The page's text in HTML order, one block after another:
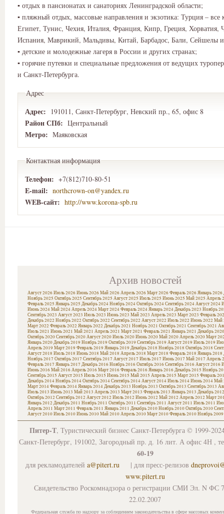
▪ отдых в пансионатах и санаториях Ленинградской области;
▪ пляжный отдых, массовые направления и экзотика: Турция – все
Египет, Тунис, Чехия, Италия, Франция, Кипр, Греция, Хорватия,
Испания, Маврикий, Мальдивы, Китай, Барбадос, Бали, Сейшелы и
▪ детские и молодежные лагеря в России и других странах;
▪ горячие путевки и специальные предложения от ведущих
и Санкт-Петербурга.
Адрес
Адрес: 191011, Санкт-Петербург, Невский пр., 65, офис 8
Район СПб: Центральный
Метро: Маяковская
Контактная информация
Телефон: +7(812)710-80-51
E-mail: northcrown-on@yandex.ru
WEB-сайт: http://www.korona-spb.ru
Архив новостей
Август 2026 Июль 2026 Июнь 2026 Май 2026 Апрель 2026 Март 2026 Февраль 2026 Январь 2026
Ноябрь 2025 Октябрь 2025 Сентябрь 2025 Август 2025 Июль 2025 Июнь 2025 Май 2025 Апрель
Февраль 2025 Январь 2025 Декабрь 2024Ноябрь 2024Октябрь 2024Сентябрь 2024Август 2024
Июнь 2024Май 2024Апрель 2024Март 2024Февраль 2024Январь 2024Декабрь 2023 Ноябрь
Сентябрь 2023 Август 2023 Июль 2023 Июнь 2023 Май 2023 Апрель 2023 Март 2023 Февраль
Декабрь 2022 Ноябрь 2022 Октябрь 2022 Сентябрь 2022 Август 2022 Июль 2022 Июнь 2022 Май
Март 2022 Февраль 2022 Январь 2022 Декабрь 2021 Ноябрь 2021 Октябрь 2021 Сентябрь 2021
Июль 2021 Июнь 2021 Май 2021 Апрель 2021 Март 2021 Февраль 2021 Январь 2021 Декабрь 2020
Октябрь 2020Сентябрь 2020Август 2020Июль 2020Июнь 2020Май 2020Апрель 2020Март
Январь 2020Декабрь 2019 Ноябрь 2019 Октябрь 2019 Сентябрь 2019 Август 2019 Июль 2019
Апрель 2019 Март 2019 Февраль 2019 Январь 2019 Декабрь 2018 Ноябрь 2018 Октябрь 2018
Август 2018 Июль 2018 Июнь 2018 Май 2018 Апрель 2018 Март 2018 Февраль 2018 Январь 2018
Ноябрь 2017 Октябрь 2017 Сентябрь 2017 Август 2017 Июль 2017 Июнь 2017 Май 2017 Апрель
Февраль 2017 Январь 2017 Декабрь 2016 Ноябрь 2016 Октябрь 2016 Сентябрь 2016 Август 2016
Июнь 2016 Май 2016 Апрель 2016 Март 2016 Февраль 2016 Январь 2016 Декабрь 2015 Ноябрь
Сентябрь 2015 Август 2015 Июль 2015 Июнь 2015 Май 2015 Апрель 2015 Март 2015 Февраль
Декабрь 2014Ноябрь 2014Октябрь 2014Сентябрь 2014Август 2014Июль 2014Июнь 2014Май
Март 2014Февраль 2014Январь 2014Декабрь 2013 Ноябрь 2013 Октябрь 2013 Сентябрь 2013
Июль 2013 Июнь 2013 Май 2013 Апрель 2013 Март 2013 Февраль 2013 Январь 2013 Декабрь 2012
Октябрь 2012 Сентябрь 2012 Август 2012 Июль 2012 Июнь 2012 Май 2012 Апрель 2012 Март
Январь 2012 Декабрь 2011 Ноябрь 2011 Октябрь 2011 Сентябрь 2011 Август 2011 Июль 2011
Апрель 2011 Март 2011 Февраль 2011 Январь 2011 Декабрь 2010Ноябрь 2010Октябрь 2010
Август 2010Июль 2010Июнь 2010Май 2010Апрель 2010Март 2010Февраль 2010Ноябрь 2009
Питер-Т, Туристический бизнес Санкт-Петербурга © 1999-
Санкт-Петербург, 191002, Загородный пр. д. 16 лит. А офис 4Н ,
60-19
для рекламодателей a@pitert.ru | для пресс-релизов
www.pitert.ru
Свидетельство Роскомнадзора о регистрации СМИ Эл. N ФС
22.02.2007
Федеральная служба по надзору за соблюдением законодательства в сфере массовых